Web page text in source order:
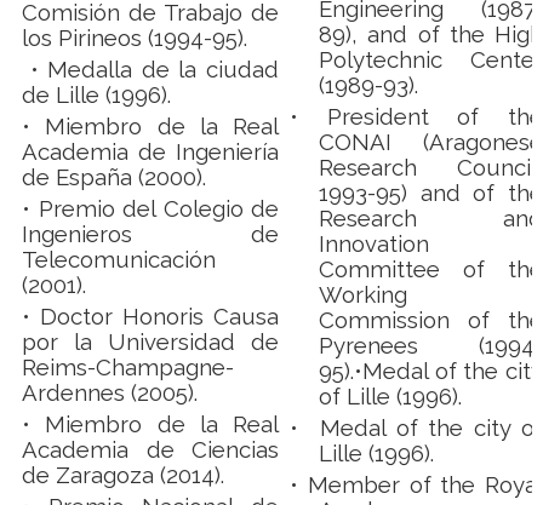
Comisión de Trabajo de
los Pirineos (1994-95).
• Medalla de la ciudad
de Lille (1996).
• Miembro de la Real
Academia de Ingeniería
de España (2000).
• Premio del Colegio de
Ingenieros de
Telecomunicación
(2001).
• Doctor Honoris Causa
por la Universidad de
Reims-Champagne-
Ardennes (2005).
• Miembro de la Real
Academia de Ciencias
de Zaragoza (2014).
Engineering (1987-
89), and of the High
Polytechnic Center
(1989-93).
• President of the
CONAI (Aragonese
Research Council,
1993-95) and of the
Research and
Innovation
Committee of the
Working
Commission of the
Pyrenees (1994-
95).•Medal of the city
of Lille (1996).
• Medal of the city of
Lille (1996).
• Member of the Royal